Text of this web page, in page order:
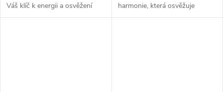
Váš klíč k energii a osvěžení
harmonie, která osvěžuje